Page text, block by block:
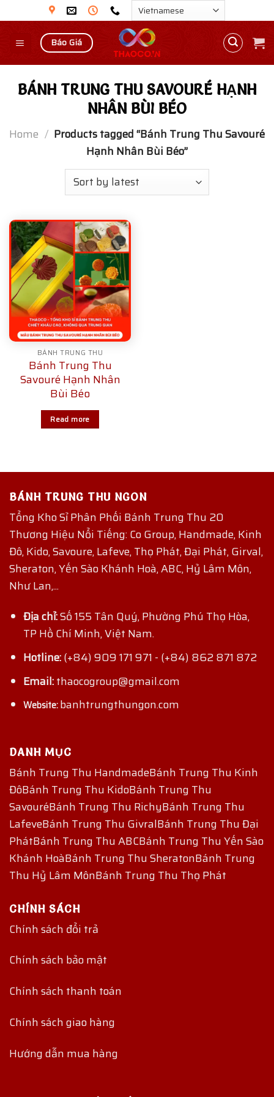
to
content
Báo Giá
BÁNH TRUNG THU SAVOURÉ HẠNH
NHÂN BÙI BÉO
Home / Products tagged “Bánh Trung Thu Savouré
Hạnh Nhân Bùi Béo”
BÁNH TRUNG THU
Bánh Trung Thu
Savouré Hạnh Nhân
Bùi Béo
Read more
BÁNH TRUNG THU NGON
Tổng Kho Sỉ Phân Phối Bánh Trung Thu 20
Thương Hiệu Nổi Tiếng: Co Group, Handmade, Kinh
Đô, Kido, Savoure, Lafeve, Thọ Phát, Đại Phát, Girval,
Sheraton, Yến Sào Khánh Hoà, ABC, Hỷ Lâm Môn,
Như Lan,...
Địa chỉ:Số 155 Tân Quý, Phường Phú Thọ Hòa,
TP Hồ Chí Minh, Việt Nam.
Hotline:(+84) 909 171 971 - (+84) 862 871 872
Email:thaocogroup@gmail.com
Website:banhtrungthungon.com
DANH MỤC
Bánh Trung Thu HandmadeBánh Trung Thu Kinh
ĐôBánh Trung Thu KidoBánh Trung Thu
SavouréBánh Trung Thu RichyBánh Trung Thu
LafeveBánh Trung Thu GivralBánh Trung Thu Đại
PhátBánh Trung Thu ABCBánh Trung Thu Yến Sào
Khánh HoàBánh Trung Thu SheratonBánh Trung
Thu Hỷ Lâm MônBánh Trung Thu Thọ Phát
CHÍNH SÁCH
Chính sách đổi trả
Chính sách bảo mật
Chính sách thanh toán
Chính sách giao hàng
Hướng dẫn mua hàng